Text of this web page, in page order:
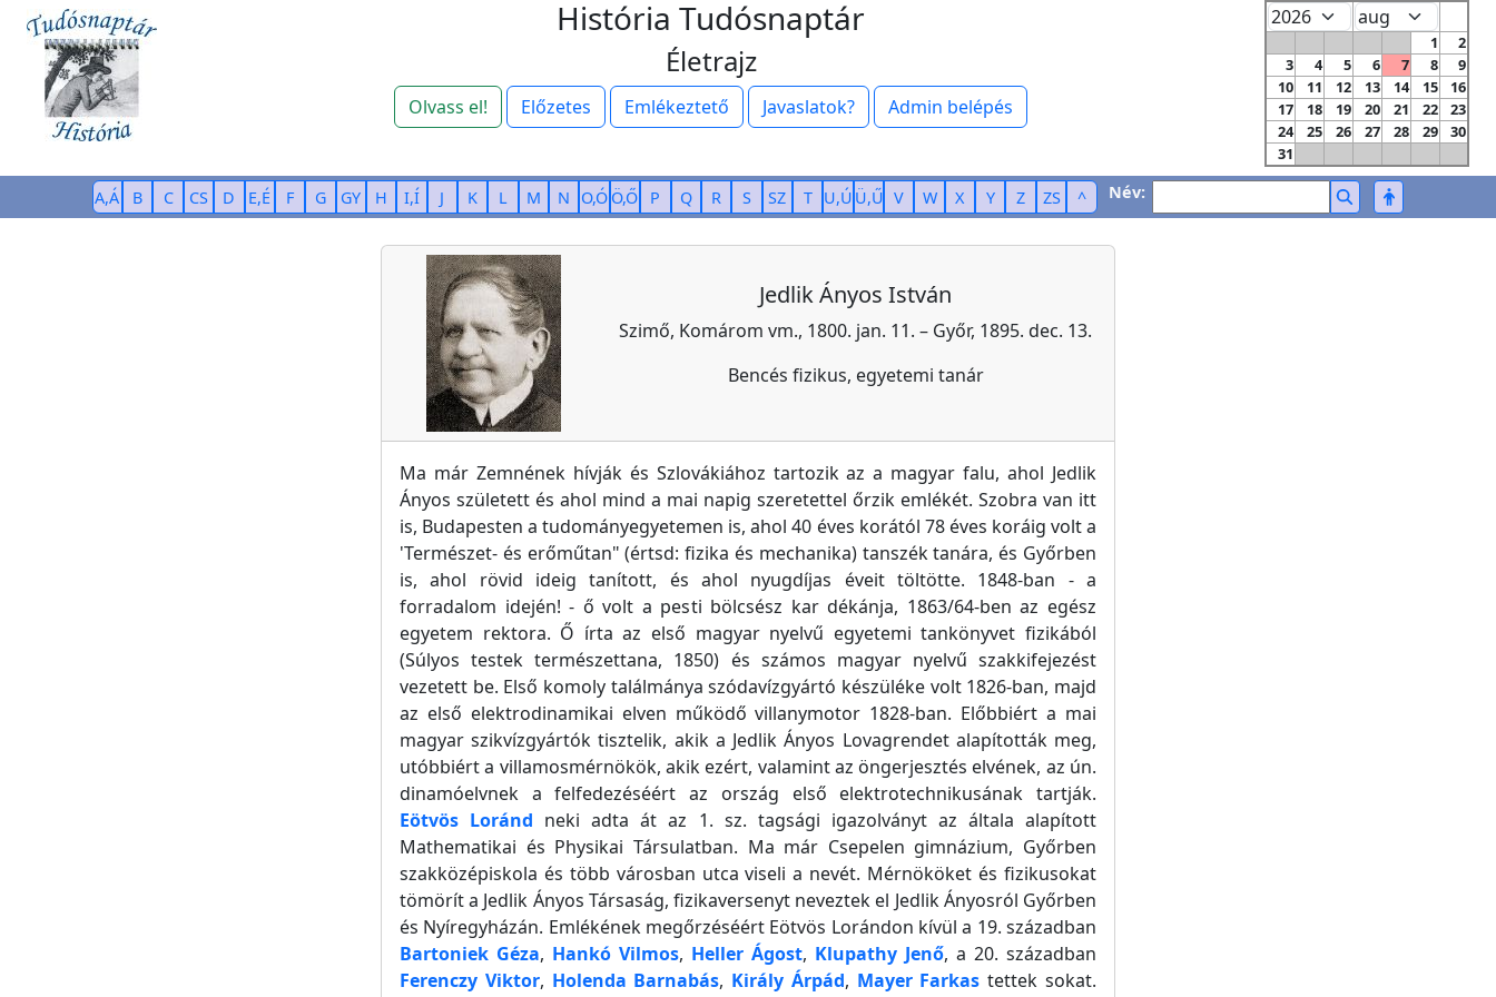
História Tudósnaptár
Életrajz
Olvass el! Előzetes Emlékeztető Javaslatok? Admin belépés
1
2
3
4 5 6 7 8
9
10
11 12 13 14 15
16
17
18 19 20 21 22
23
24
25 26 27 28 29
30
31
A,Á B C CS D E,É F G GY H I,Í J K L M N O,Ó Ö,Ő P Q R S SZ T U,Ú Ü,Ű V W X Y Z ZS ^ Név:
Jedlik Ányos István
Szimő, Komárom vm., 1800. jan. 11. – Győr, 1895. dec. 13.
Bencés fizikus, egyetemi tanár
Ma már Zemnének hívják és Szlovákiához tartozik az a magyar falu, ahol Jedlik
Ányos született és ahol mind a mai napig szeretettel őrzik emlékét. Szobra van itt
is, Budapesten a tudományegyetemen is, ahol 40 éves korától 78 éves koráig volt a
'Természet- és erőműtan" (értsd: fizika és mechanika) tanszék tanára, és Győrben
is, ahol rövid ideig tanított, és ahol nyugdíjas éveit töltötte. 1848-ban - a
forradalom idején! - ő volt a pesti bölcsész kar dékánja, 1863/64-ben az egész
egyetem rektora. Ő írta az első magyar nyelvű egyetemi tankönyvet fizikából
(Súlyos testek természettana, 1850) és számos magyar nyelvű szakkifejezést
vezetett be. Első komoly találmánya szódavízgyártó készüléke volt 1826-ban, majd
az első elektrodinamikai elven működő villanymotor 1828-ban. Előbbiért a mai
magyar szikvízgyártók tisztelik, akik a Jedlik Ányos Lovagrendet alapították meg,
utóbbiért a villamosmérnökök, akik ezért, valamint az öngerjesztés elvének, az ún.
dinamóelvnek a felfedezéséért az ország első elektrotechnikusának tartják.
Eötvös Loránd neki adta át az 1. sz. tagsági igazolványt az általa alapított
Mathematikai és Physikai Társulatban. Ma már Csepelen gimnázium, Győrben
szakközépiskola és több városban utca viseli a nevét. Mérnököket és fizikusokat
tömörít a Jedlik Ányos Társaság, fizikaversenyt neveztek el Jedlik Ányosról Győrben
és Nyíregyházán. Emlékének megőrzéséért Eötvös Lorándon kívül a 19. században
Bartoniek Géza, Hankó Vilmos, Heller Ágost, Klupathy Jenő, a 20. században
Ferenczy Viktor, Holenda Barnabás, Király Árpád, Mayer Farkas tettek sokat.